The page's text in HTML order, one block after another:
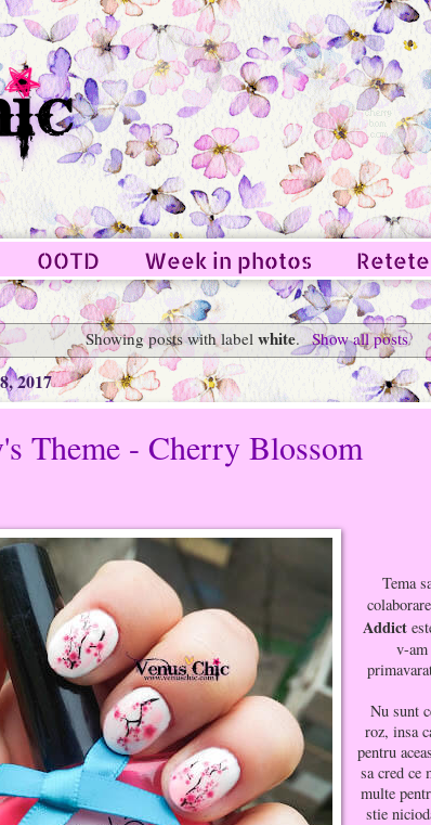
OOTD Week in photos Retete
Showing posts with labelwhite. Show all posts
2017
Theme - Cherry Blossom
Tema
Addict
v-
Nu sunt
roz, insa
pentru
sa cred ce
multe
stie